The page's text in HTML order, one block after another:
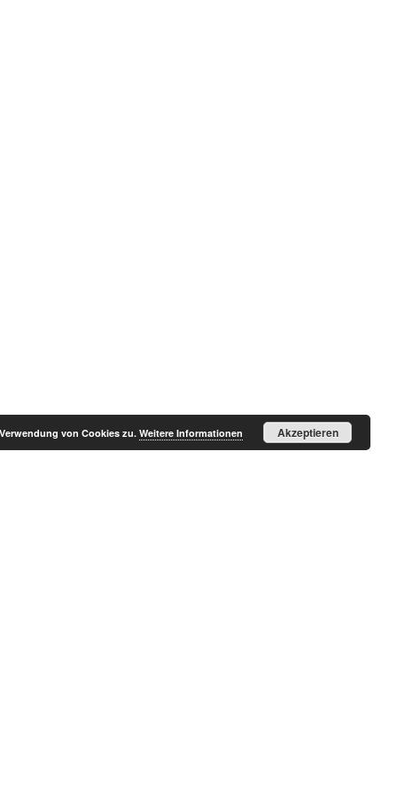
von Cookies zu. Weitere Informationen Akzeptieren